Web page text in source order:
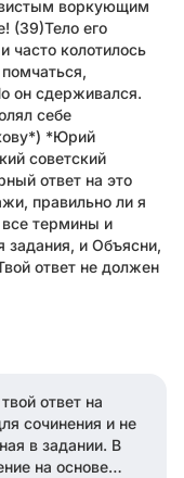
воркующим
(39)Тело его
часто колотилось
он сдерживался.
себе
*Юрий
советский
ответ на это
правильно ли я
все термины и
задания, и Объясни,
ответ не должен
ответ на
сочинения и не
в задании. В
на основе